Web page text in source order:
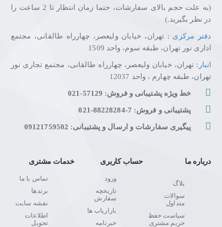
(به علت حجم بالای سفارشات، حتما زمان انتظار تا 2 ساعت را
در نظر بگیرید.)
دفتر مرکزی : تهران، خیابان ولیعصر، چهارراه طالقانی، مجتمع
اداری نور تهران، طبقه سوم، واحد 1509
انبار : تهران، خیابان ولیعصر، چهارراه طالقانی، مجتمع تجاری نور
تهران، طبقه چهارم ، واحد 12037
خط ویژه پشتیبانی و فروش: 57129-021
پشتیبانی و فروش: 7-88228284-021
پیگیری سفارشات و ارسال و پشتیبانی: 09121759502
درباره ما
بلاگ
سوالات
متداول
سیاست حفظ
حریم مشتری
حساب کاربری
ورود
تاریخچه
سفارش
بازاریاب ها
خبرنامه
خدمات مشتری
تماس با ما
برندها
نقشه سایت
اطلاعات
تحویل